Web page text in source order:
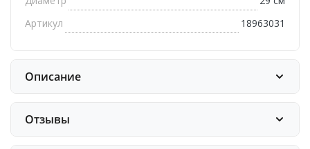
Артикул
18963031
Описание
Отзывы